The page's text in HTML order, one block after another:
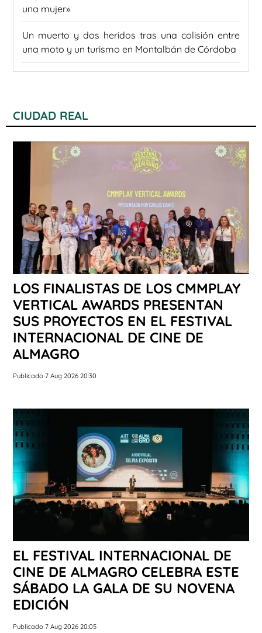
una mujer»
Un muerto y dos heridos tras una colisión entre
una moto y un turismo en Montalbán de Córdoba
CIUDAD REAL
LOS FINALISTAS DE LOS CMMPLAY
VERTICAL AWARDS PRESENTAN
SUS PROYECTOS EN EL FESTIVAL
INTERNACIONAL DE CINE DE
ALMAGRO
Publicado 7 Aug 2026 20:30
EL FESTIVAL INTERNACIONAL DE
CINE DE ALMAGRO CELEBRA ESTE
SÁBADO LA GALA DE SU NOVENA
EDICIÓN
Publicado 7 Aug 2026 20:05